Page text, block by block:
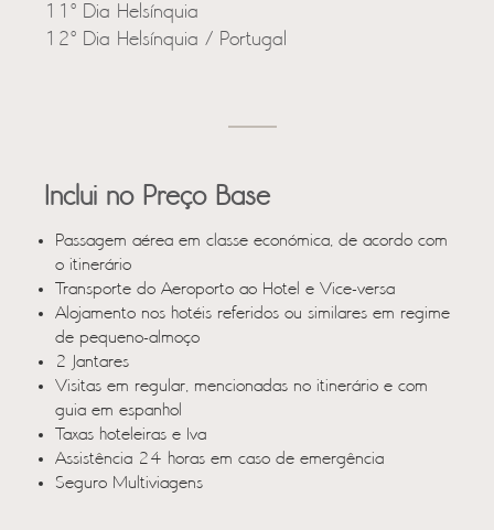
11º Dia Helsínquia
12º Dia Helsínquia / Portugal
Inclui no Preço Base
Passagem aérea em classe económica, de acordo com
o itinerário
Transporte do Aeroporto ao Hotel e Vice-versa
Alojamento nos hotéis referidos ou similares em regime
de pequeno-almoço
2 Jantares
Visitas em regular, mencionadas no itinerário e com
guia em espanhol
Taxas hoteleiras e Iva
Assistência 24 horas em caso de emergência
Seguro Multiviagens